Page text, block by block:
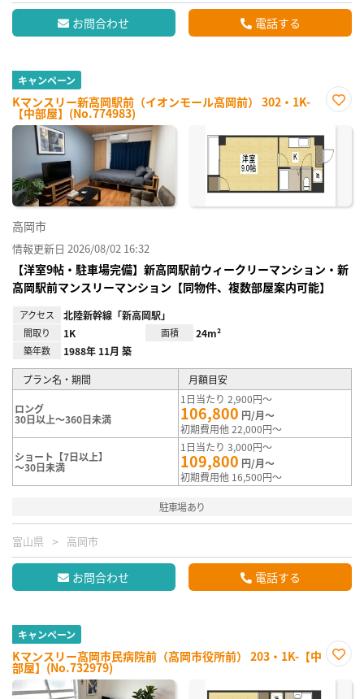
お問合わせ 電話する
キャンペーン
Kマンスリー新高岡駅前（イオンモール高岡前） 302・1K-
【中部屋】(No.774983)
に入
録
高岡市
情報更新日 2026/08/02 16:32
【洋室9帖・駐車場完備】新高岡駅前ウィークリーマンション・新
高岡駅前マンスリーマンション【同物件、複数部屋案内可能】
アクセス 北陸新幹線「新高岡駅」
間取り 1K 面積 24m²
築年数 1988年 11月 築
プラン名・期間 月額目安
ロング
30日以上～360日未満
1日当たり 2,900円～
106,800 円/月～
初期費用他 22,000円～
ショート【7日以上】
～30日未満
1日当たり 3,000円～
109,800 円/月～
初期費用他 16,500円～
駐車場あり
富山県 高岡市
お問合わせ 電話する
キャンペーン
Kマンスリー高岡市民病院前（高岡市役所前） 203・1K-【中
部屋】(No.732979)
に入